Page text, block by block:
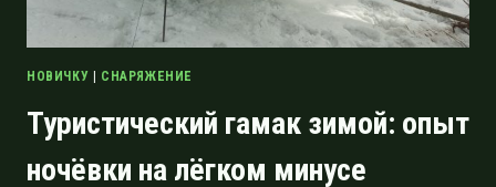
НОВИЧКУ | СНАРЯЖЕНИЕ
Туристический гамак зимой: опыт
ночёвки на лёгком минусе